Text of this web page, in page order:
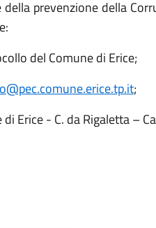
prevenzione della
del Comune di Erice;
;
Erice - C. da Rigaletta –